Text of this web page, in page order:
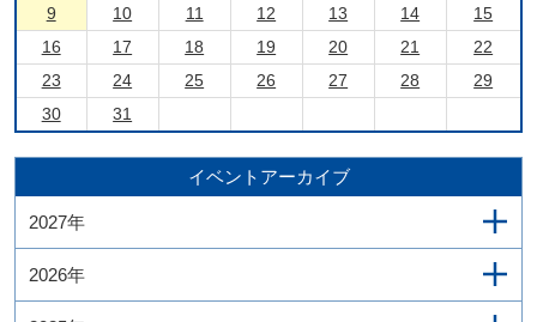
9
10 11 12 13 14
15
16
17 18 19 20 21
22
23
24 25 26 27 28
29
30
31
イベントアーカイブ
2027年
2026年